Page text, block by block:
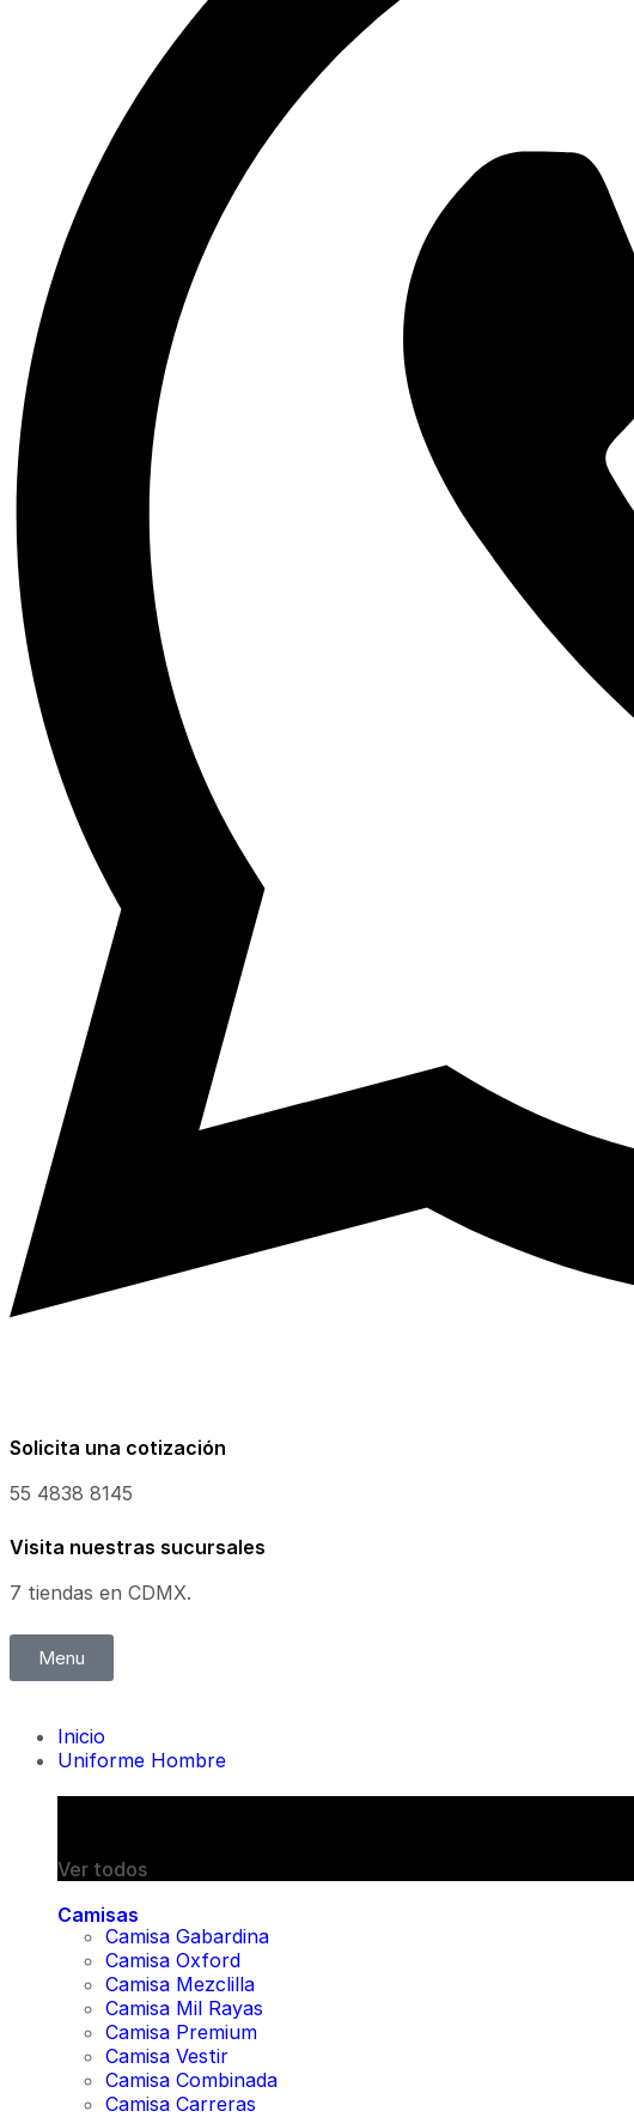
Solicita una cotización
55 4838 8145
Visita nuestras sucursales
7 tiendas en CDMX.
Menu
Inicio
Uniforme Hombre
Ver todos
Camisas
Camisa Gabardina
Camisa Oxford
Camisa Mezclilla
Camisa Mil Rayas
Camisa Premium
Camisa Vestir
Camisa Combinada
Camisa Carreras